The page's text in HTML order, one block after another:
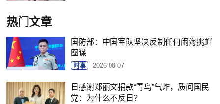
热门文章
国防部：中国军队坚决反制任何闹海挑衅
图谋
时事 2026-08-07
日感谢郑丽文捐款“青鸟”气炸，质问国民
党：为什么不反日？